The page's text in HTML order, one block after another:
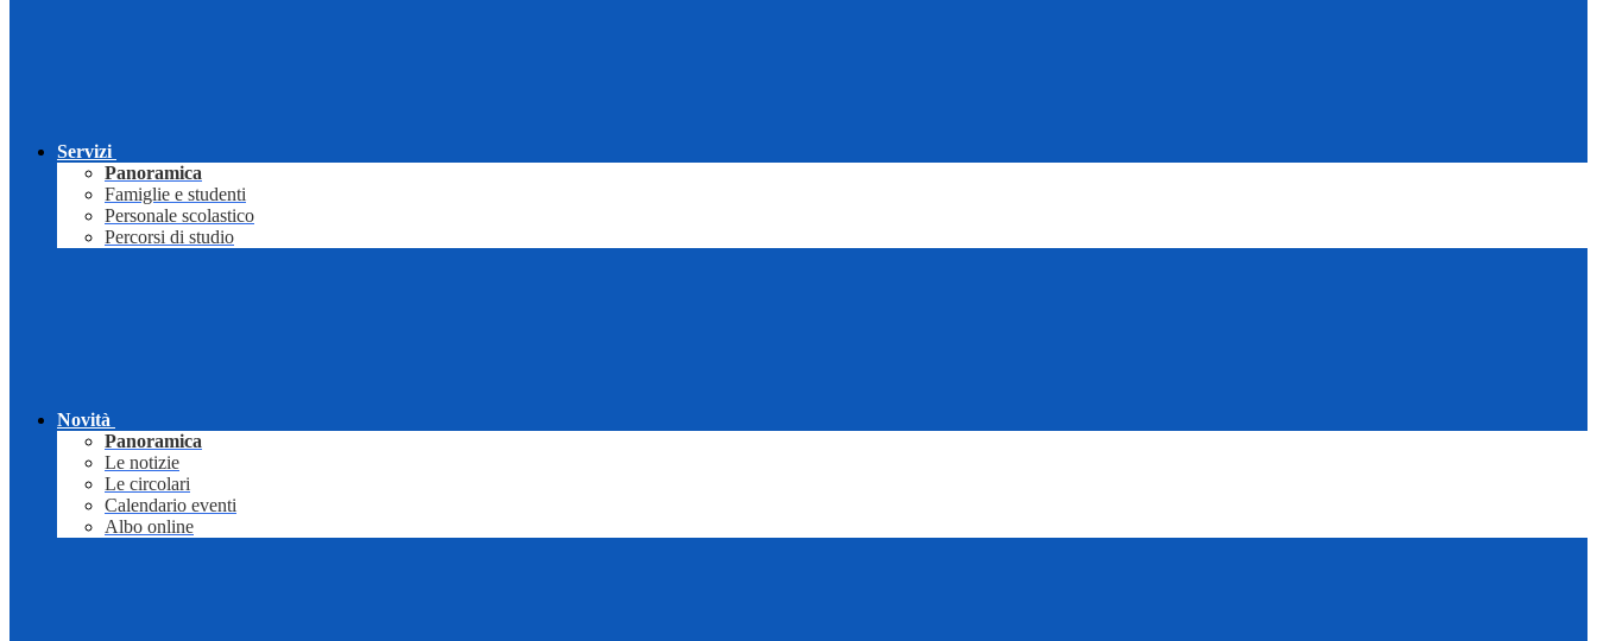
Servizi
Panoramica
Famiglie e studenti
Personale scolastico
Percorsi di studio
Novità
Panoramica
Le notizie
Le circolari
Calendario eventi
Albo online